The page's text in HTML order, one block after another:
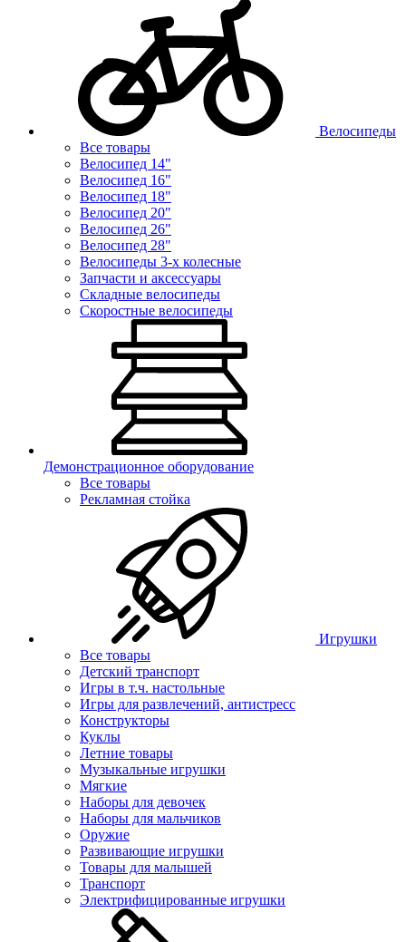
Велосипеды
Все товары
Велосипед 14"
Велосипед 16"
Велосипед 18"
Велосипед 20"
Велосипед 26"
Велосипед 28"
Велосипеды 3-х колесные
Запчасти и аксессуары
Складные велосипеды
Скоростные велосипеды
Демонстрационное оборудование
Все товары
Рекламная стойка
Игрушки
Все товары
Детский транспорт
Игры в т.ч. настольные
Игры для развлечений, антистресс
Конструкторы
Куклы
Летние товары
Музыкальные игрушки
Мягкие
Наборы для девочек
Наборы для мальчиков
Оружие
Развивающие игрушки
Товары для малышей
Транспорт
Электрифицированные игрушки